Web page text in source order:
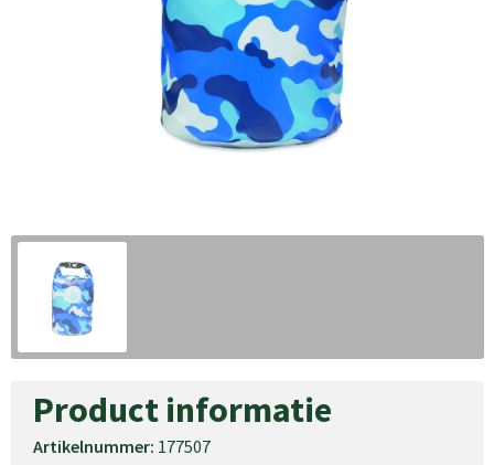
Product informatie
Artikelnummer: 177507